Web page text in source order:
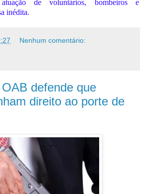
atuação de voluntários, bombeiros e
inédita.
Nenhum comentário:
defende que
direito ao porte de